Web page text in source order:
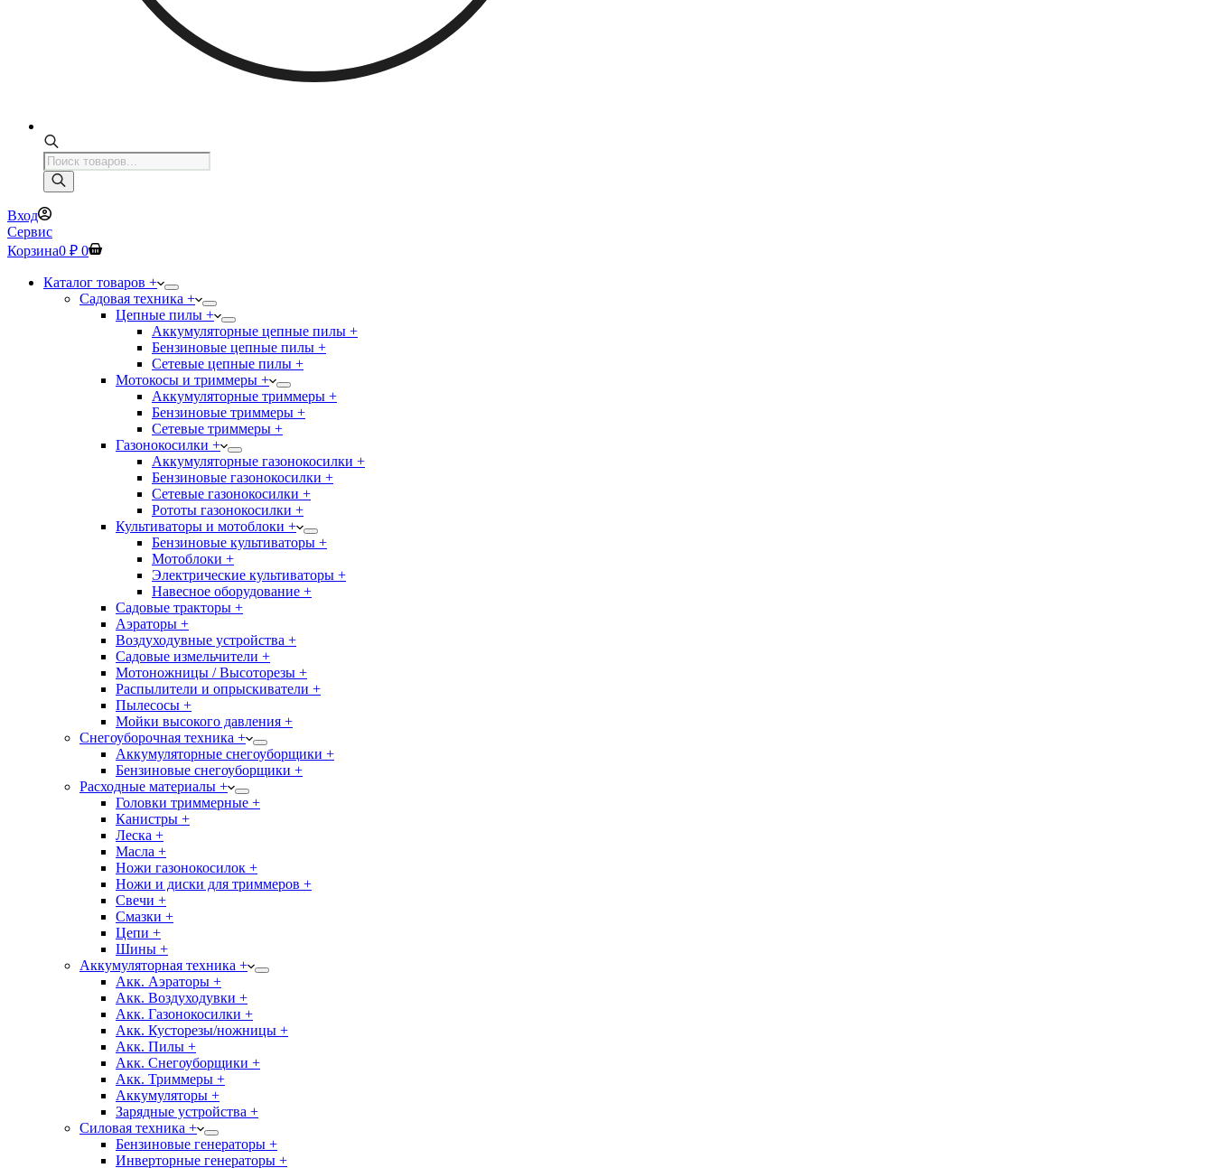
Поиск
товаров
Вход
Сервис
Корзина0 ₽ 0
Каталог товаров +
Садовая техника +
Цепные пилы +
Аккумуляторные цепные пилы +
Бензиновые цепные пилы +
Сетевые цепные пилы +
Мотокосы и триммеры +
Аккумуляторные триммеры +
Бензиновые триммеры +
Сетевые триммеры +
Газонокосилки +
Аккумуляторные газонокосилки +
Бензиновые газонокосилки +
Сетевые газонокосилки +
Рототы газонокосилки +
Культиваторы и мотоблоки +
Бензиновые культиваторы +
Мотоблоки +
Электрические культиваторы +
Навесное оборудование +
Садовые тракторы +
Аэраторы +
Воздуходувные устройства +
Садовые измельчители +
Мотоножницы / Высоторезы +
Распылители и опрыскиватели +
Пылесосы +
Мойки высокого давления +
Снегоуборочная техника +
Аккумуляторные снегоуборщики +
Бензиновые снегоуборщики +
Расходные материалы +
Головки триммерные +
Канистры +
Леска +
Масла +
Ножи газонокосилок +
Ножи и диски для триммеров +
Свечи +
Смазки +
Цепи +
Шины +
Аккумуляторная техника +
Акк. Аэраторы +
Акк. Воздуходувки +
Акк. Газонокосилки +
Акк. Кусторезы/ножницы +
Акк. Пилы +
Акк. Снегоуборщики +
Акк. Триммеры +
Аккумуляторы +
Зарядные устройства +
Силовая техника +
Бензиновые генераторы +
Инверторные генераторы +